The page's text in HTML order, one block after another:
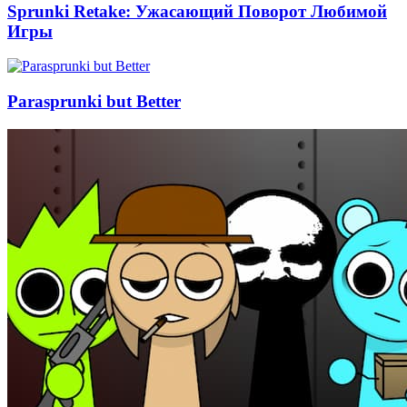
Sprunki Retake: Ужасающий Поворот Любимой
Игры
Parasprunki but Better